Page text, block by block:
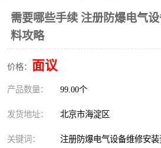
需要哪些手续 注册防爆电气
料攻略
价格： 面议
产品数量： 99.00个
发货地址： 北京市海淀区
关键词： 注册防爆电气设备维修安